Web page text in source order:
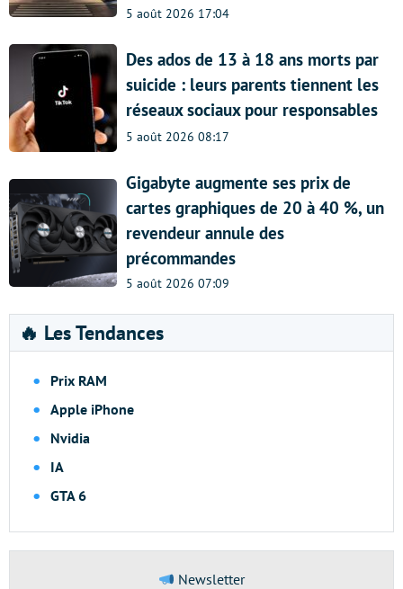
5 août 2026 17:04
Des ados de 13 à 18 ans morts par
suicide : leurs parents tiennent les
réseaux sociaux pour responsables
5 août 2026 08:17
Gigabyte augmente ses prix de
cartes graphiques de 20 à 40 %, un
revendeur annule des
précommandes
5 août 2026 07:09
🔥 Les Tendances
Prix RAM
Apple iPhone
Nvidia
IA
GTA 6
Newsletter